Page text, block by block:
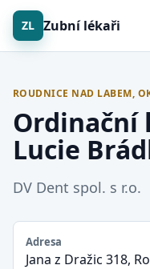
ZL Zubní lékaři
ROUDNICE NAD LABEM,
Ordinační
Lucie
DV Dent spol. s r.o.
Adresa
Jana z Dražic 318,